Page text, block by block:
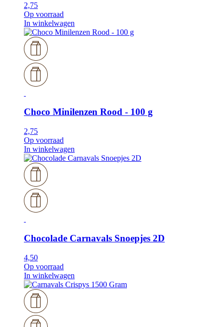
2,75
Op voorraad
In winkelwagen
Choco Minilenzen Rood - 100 g
2,75
Op voorraad
In winkelwagen
Chocolade Carnavals Snoepjes 2D
4,50
Op voorraad
In winkelwagen